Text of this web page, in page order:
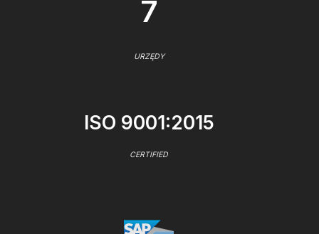
7
URZĘDY
ISO 9001:2015
CERTIFIED